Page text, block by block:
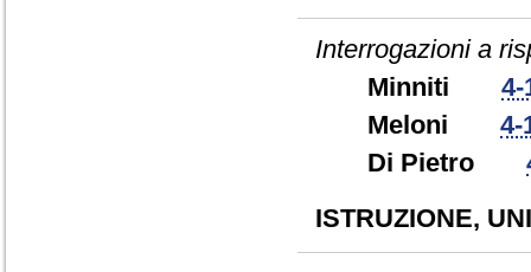
Interrogazioni a
Minniti 4-
Meloni 4-
Di Pietro
ISTRUZIONE,